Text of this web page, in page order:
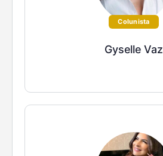
Colunista
Gyselle Vaz